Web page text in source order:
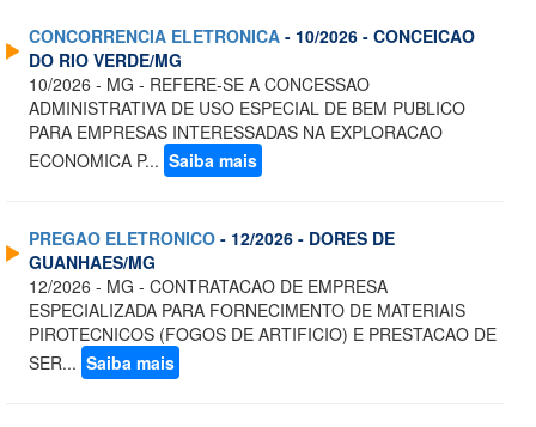
CONCORRENCIA ELETRONICA - 10/2026 - CONCEICAO
DO RIO VERDE/MG
10/2026 - MG - REFERE-SE A CONCESSAO
ADMINISTRATIVA DE USO ESPECIAL DE BEM PUBLICO
PARA EMPRESAS INTERESSADAS NA EXPLORACAO
ECONOMICA P... Saiba mais
PREGAO ELETRONICO - 12/2026 - DORES DE
GUANHAES/MG
12/2026 - MG - CONTRATACAO DE EMPRESA
ESPECIALIZADA PARA FORNECIMENTO DE MATERIAIS
PIROTECNICOS (FOGOS DE ARTIFICIO) E PRESTACAO DE
SER... Saiba mais